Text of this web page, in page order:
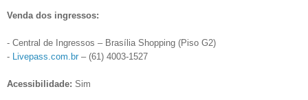
Venda dos ingressos:
- Central de Ingressos – Brasília Shopping (Piso G2)
- Livepass.com.br – (61) 4003-1527
Acessibilidade: Sim